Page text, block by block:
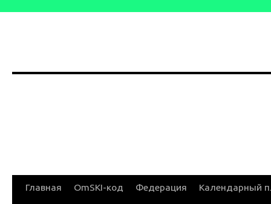
Перейти
Главная OmSKI-код Федерация Календарный